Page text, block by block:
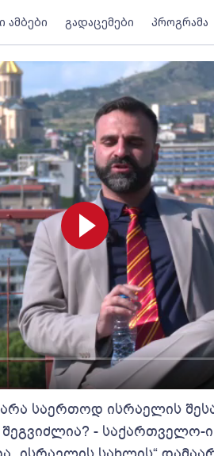
ამბები გადაცემები პროგრამა
საერთოდ ისრაელის
შეგვიძლია? - საქართველო-